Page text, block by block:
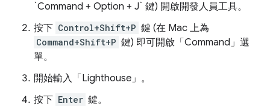
`Command + Option + J` 鍵) 開啟開發人員工具。
按下 Control+Shift+P 鍵 (在 Mac 上為
Command+Shift+P 鍵) 即可開啟「Command」 選
單。
開始輸入「Lighthouse」。
按下 Enter 鍵。